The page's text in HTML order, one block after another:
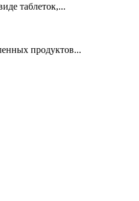
таблеток,...
продуктов...